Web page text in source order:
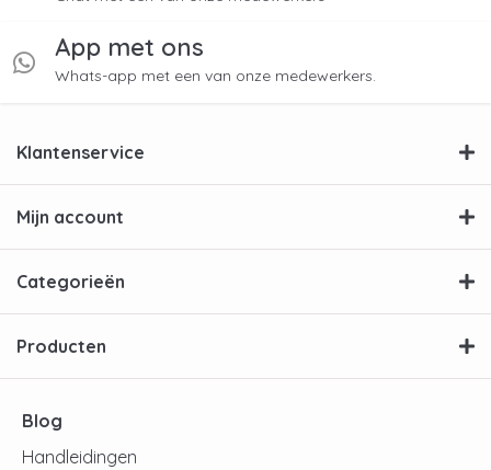
App met ons
Whats-app met een van onze medewerkers.
Klantenservice
Mijn account
Categorieën
Producten
Blog
Handleidingen